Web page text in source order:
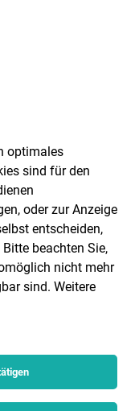
optimales
sind für den
oder zur Anzeige
entscheiden,
beachten Sie,
nicht mehr
sind. Weitere